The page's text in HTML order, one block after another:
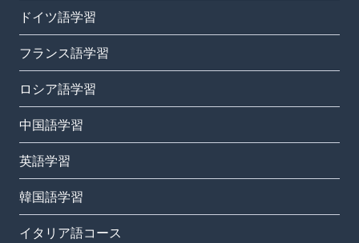
ドイツ語学習
フランス語学習
ロシア語学習
中国語学習
英語学習
韓国語学習
イタリア語コース